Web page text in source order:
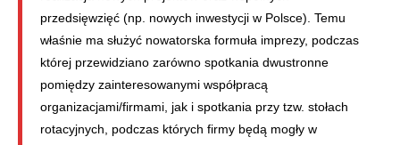
przedsięwzięć (np. nowych inwestycji w Polsce). Temu
właśnie ma służyć nowatorska formuła imprezy, podczas
której przewidziano zarówno spotkania dwustronne
pomiędzy zainteresowanymi współpracą
organizacjami/firmami, jak i spotkania przy tzw. stołach
rotacyjnych, podczas których firmy będą mogły w